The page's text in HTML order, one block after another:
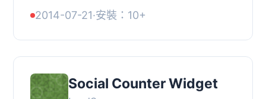
用於顯示讚好、追蹤者、+1 計數器。
只需提供 URL 或...
2014-07-21·安裝：10+
Social Counter Widget